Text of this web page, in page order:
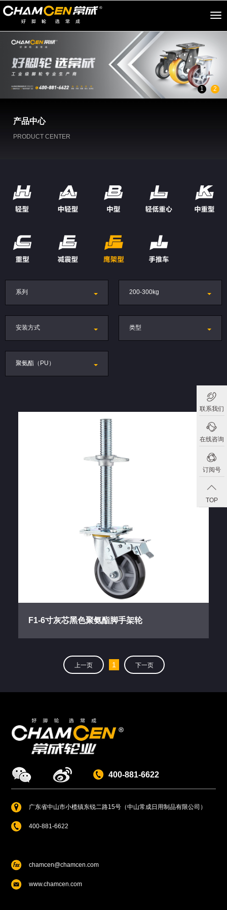
联系我们
在线咨询
订阅号
TOP
切
1 2
产品中心
PRODUCT CENTER
系列 200-300kg
安装方式 类型
聚氨酯（PU）
F1-6寸灰芯黑色聚氨酯脚手架轮
上一页 1 下一页
400-881-6622
广东省中山市小榄镇东锐二路15号（中山常成日用制品有限公司）
400-881-6622
chamcen@chamcen.com
www.chamcen.com